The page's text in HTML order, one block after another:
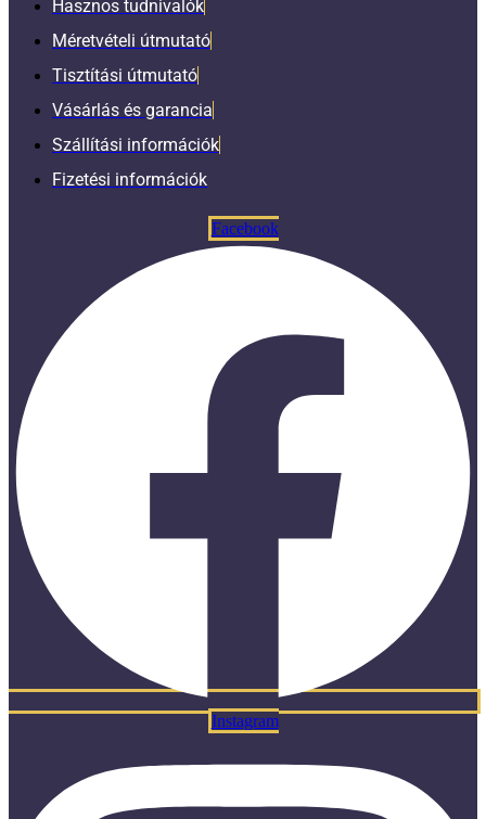
Hasznos tudnivalók
Méretvételi útmutató
Tisztítási útmutató
Vásárlás és garancia
Szállítási információk
Fizetési információk
Facebook
Instagram